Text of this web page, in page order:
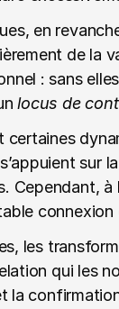
en
de la
: sans
locus de
sur
Cependant,
connexion
les
qui les
la